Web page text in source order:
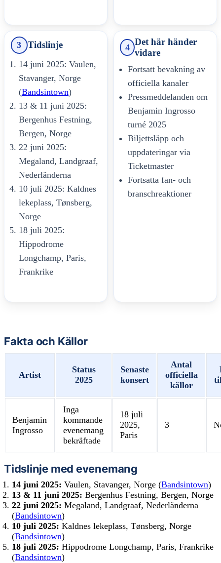
3 Tidslinje
14 juni 2025: Vaulen,
Stavanger, Norge
(Bandsintown)
13 & 11 juni 2025:
Bergenhus Festning,
Bergen, Norge
22 juni 2025:
Megaland, Landgraaf,
Nederländerna
10 juli 2025: Kaldnes
lekeplass, Tønsberg,
Norge
18 juli 2025:
Hippodrome
Longchamp, Paris,
Frankrike
4
Det här händer
vidare
Fortsatt bevakning av
officiella kanaler
Pressmeddelanden om
Benjamin Ingrosso
turné 2025
Biljettsläpp och
uppdateringar via
Ticketmaster
Fortsatta fan- och
branschreaktioner
Fakta och Källor
Artist
Status
2025
Senaste
konsert
Antal
officiella
källor
Benjamin
Ingrosso
Inga
kommande
evenemang
bekräftade
18 juli
2025,
Paris
3
Tidslinje med evenemang
14 juni 2025: Vaulen, Stavanger, Norge (Bandsintown)
13 & 11 juni 2025: Bergenhus Festning, Bergen, Norge
22 juni 2025: Megaland, Landgraaf, Nederländerna
(Bandsintown)
10 juli 2025: Kaldnes lekeplass, Tønsberg, Norge
(Bandsintown)
18 juli 2025: Hippodrome Longchamp, Paris, Frankrike
(Bandsintown)